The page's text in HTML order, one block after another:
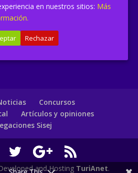
retribuciones
reunión
sindicato
Transcripciones
Concursos
Artículos y opiniones
Sisej
and Hosting TuriAnet.
en nuestros sitios: Más
Rechazar